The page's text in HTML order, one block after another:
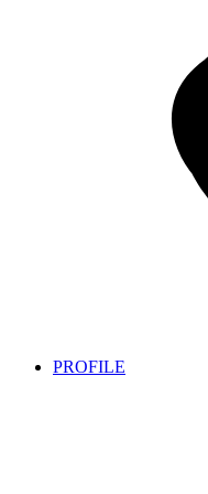
PROFILE